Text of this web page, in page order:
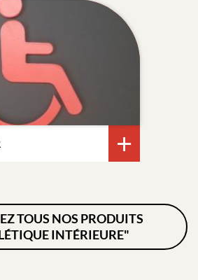
TOUS NOS PRODUITS
INTÉRIEURE"